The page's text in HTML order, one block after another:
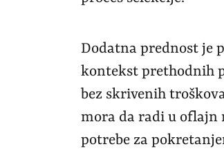
Dodatna prednost je
kontekst prethodnih
bez skrivenih
mora da radi u oflajn
potrebe za